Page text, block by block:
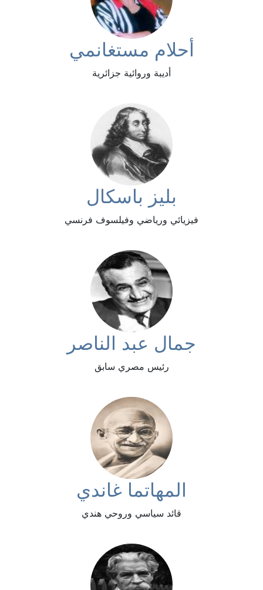
أحلام مستغانمي
أديبة وروائية جزائرية
بليز باسكال
فيزيائي ورياضي وفيلسوف فرنسي
جمال عبد الناصر
رئيس مصري سابق
المهاتما غاندي
قائد سياسي وروحي هندي